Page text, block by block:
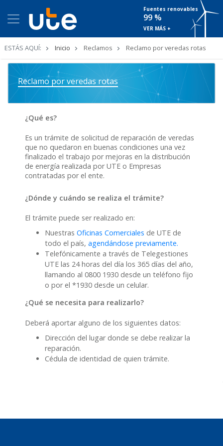
Fuentes renovables
99 %
VER MÁS +
ESTÁS AQUÍ: Inicio Reclamos Reclamo por veredas rotas
Reclamo por veredas rotas
¿Qué es?
Es un trámite de solicitud de reparación de veredas
que no quedaron en buenas condiciones una vez
finalizado el trabajo por mejoras en la distribución
de energía realizada por UTE o Empresas
contratadas por el ente.
¿Dónde y cuándo se realiza el trámite?
El trámite puede ser realizado en:
Nuestras Oficinas Comerciales de UTE de
todo el país, agendándose previamente.
Telefónicamente a través de Telegestiones
UTE las 24 horas del día los 365 días del año,
llamando al 0800 1930 desde un teléfono fijo
o por el *1930 desde un celular.
¿Qué se necesita para realizarlo?
Deberá aportar alguno de los siguientes datos:
Dirección del lugar donde se debe realizar la
reparación.
Cédula de identidad de quien trámite.